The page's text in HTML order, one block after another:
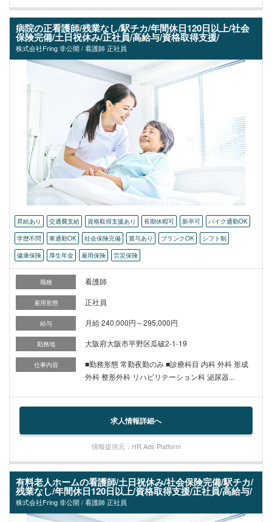
病院の正看護師/残業なし/駅チカ/年間休日120日以上/社会
保険完備/土日祝休み/正社員/高給与/資格取得支援/
株式会社Fring 非公開 / 看護師 正社員
昇給あり 交通費支給 資格取得支援あり 長期休暇可 新卒可
バイク通勤OK
学歴不問
車通勤OK 社会保険完備 賞与あり ブランクOK
シフト制
健康保険
厚生年金 雇用保険 労災保険
職種 看護師
雇用形態 正社員
給与 月給 240,000円～295,000円
勤務地 大阪府大阪市平野区瓜破2-1-19
仕事内容
■勤務形態 常勤夜勤のみ ■診療科目 内科 外科 形成
外科 整形外科 リハビリテーション科 泌尿器...
求人情報詳細へ
情報提供元：HR Ads Platform
有料老人ホームの看護師/土日祝休み/社会保険完備/駅チカ/
残業なし/年間休日120日以上/資格取得支援/正社員/高給与/
株式会社Fring 非公開 / 看護師 正社員